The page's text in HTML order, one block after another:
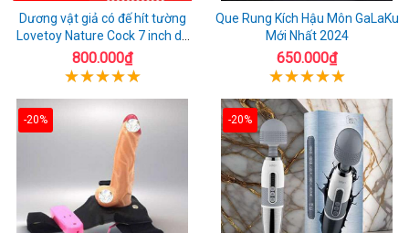
Dương vật giả có đế hít tường
Lovetoy Nature Cock 7 inch da
đen
800.000₫
Que Rung Kích Hậu Môn GaLaKu
Mới Nhất 2024
650.000₫
-20% -20%